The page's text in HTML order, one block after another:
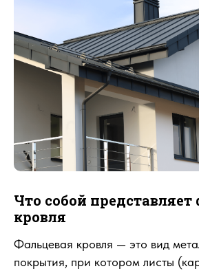
Что собой представляет
кровля
Фальцевая кровля — это вид
покрытия, при котором листы